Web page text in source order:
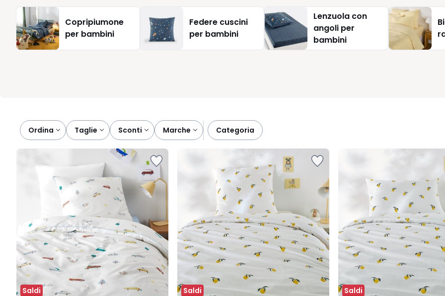
Copripiumone
per bambini
Federe cuscini
per bambini
Lenzuola con
angoli per
bambini
Ordina
taglie sconti marche categoria
Saldi Saldi Saldi